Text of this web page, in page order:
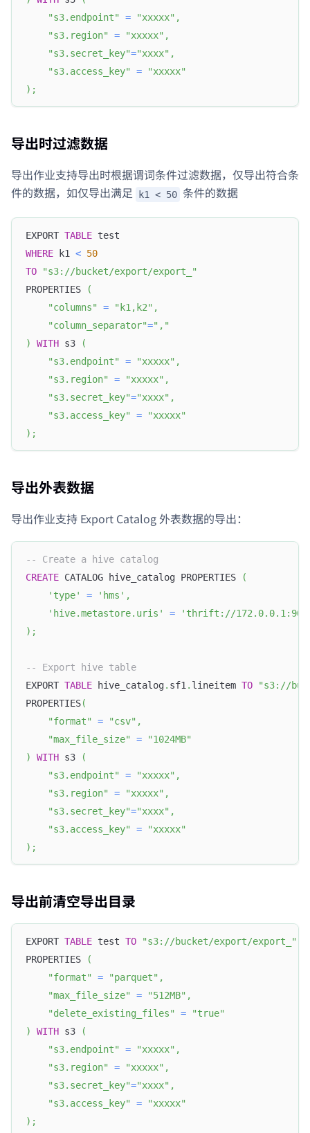
"s3.endpoint"
= "xxxxx" ,
"s3.region"
= "xxxxx" ,
"s3.secret_key"="xxxx" ,
"s3.access_key"
=
"xxxxx"
) ;
导出时过滤数据
导出作业支持导出时根据谓词条件过滤数据，仅导出符合条
件的数据，如仅导出满足
k1 < 50 条件的数据
EXPORT TABLE test
WHERE k1 < 50
TO
"s3://bucket/export/export_"
PROPERTIES
(
"columns"
= "k1,k2" ,
"column_separator"=","
)
WITH s3
(
"s3.endpoint"
= "xxxxx" ,
"s3.region"
= "xxxxx" ,
"s3.secret_key"="xxxx" ,
"s3.access_key"
=
"xxxxx"
) ;
导出外表数据
导出作业支持 Export Catalog 外表数据的导出：
-- Create a hive catalog
CREATE CATALOG hive_catalog PROPERTIES
(
'type'
= 'hms' ,
'hive.metastore.uris'
=
'thrift://
) ;
-- Export hive table
EXPORT TABLE hive_catalog. sf1 . lineitem TO
"s3://
PROPERTIES(
"format"
= "csv" ,
"max_file_size"
=
"1024MB"
)
WITH s3
(
"s3.endpoint"
= "xxxxx" ,
"s3.region"
= "xxxxx" ,
"s3.secret_key"="xxxx" ,
"s3.access_key"
=
"xxxxx"
) ;
导出前清空导出目录
EXPORT TABLE test TO
"s3://bucket/export/export_"
PROPERTIES
(
"format"
= "parquet" ,
"max_file_size"
= "512MB" ,
"delete_existing_files"
=
"true"
)
WITH s3
(
"s3.endpoint"
= "xxxxx" ,
"s3.region"
= "xxxxx" ,
"s3.secret_key"="xxxx" ,
"s3.access_key"
=
"xxxxx"
) ;